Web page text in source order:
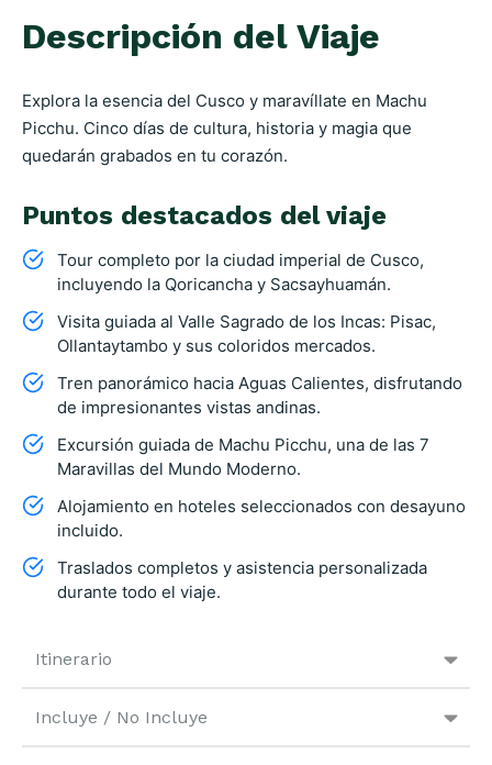
Itinerario
Incluye / No Incluye
Descripción del Viaje
Explora la esencia del Cusco y maravíllate en Machu
Picchu. Cinco días de cultura, historia y magia que
quedarán grabados en tu corazón.
Puntos destacados del viaje
Tour completo por la ciudad imperial de Cusco,
incluyendo la Qoricancha y Sacsayhuamán.
Visita guiada al Valle Sagrado de los Incas: Pisac,
Ollantaytambo y sus coloridos mercados.
Tren panorámico hacia Aguas Calientes, disfrutando
de impresionantes vistas andinas.
Excursión guiada de Machu Picchu, una de las 7
Maravillas del Mundo Moderno.
Alojamiento en hoteles seleccionados con desayuno
incluido.
Traslados completos y asistencia personalizada
durante todo el viaje.